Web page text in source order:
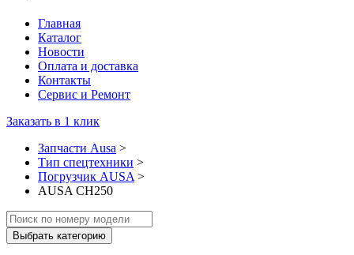
Главная
Каталог
Новости
Оплата и доставка
Контакты
Сервис и Ремонт
Заказать в 1 клик
Запчасти Ausa >
Тип спецтехники >
Погрузчик AUSA >
AUSA CH250
Выбрать категорию